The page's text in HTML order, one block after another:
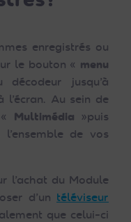
enregistrés ou
le bouton « menu
jusqu’à
l’écran. Au sein de
Multimédia »puis
de vos
l’achat du Module
d’un téléviseur
que celui-ci